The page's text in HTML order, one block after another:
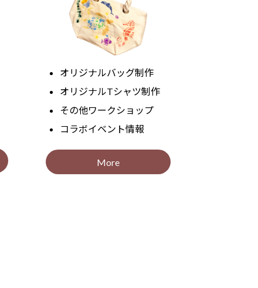
オリジナルバッグ制作
オリジナルTシャツ制作
その他ワークショップ
コラボイベント情報
More